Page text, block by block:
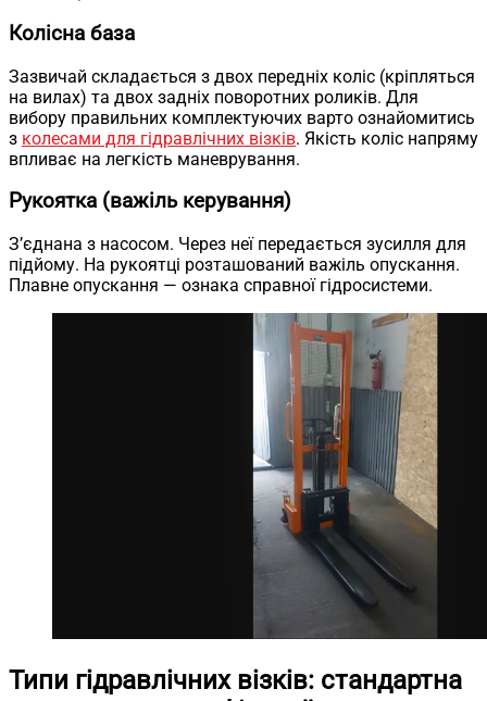
Колісна база
Зазвичай складається з двох передніх коліс (кріпляться
на вилах) та двох задніх поворотних роликів. Для
вибору правильних комплектуючих варто ознайомитись
з колесами для гідравлічних візків. Якість коліс напряму
впливає на легкість маневрування.
Рукоятка (важіль керування)
З’єднана з насосом. Через неї передається зусилля для
підйому. На рукоятці розташований важіль опускання.
Плавне опускання — ознака справної гідросистеми.
Типи гідравлічних візків: стандартна